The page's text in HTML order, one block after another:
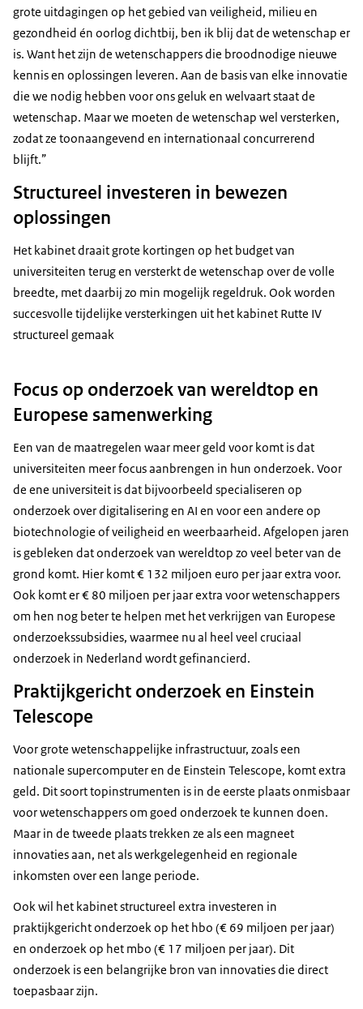
grote uitdagingen op het gebied van veiligheid, milieu en
gezondheid én oorlog dichtbij, ben ik blij dat de wetenschap er
is. Want het zijn de wetenschappers die broodnodige nieuwe
kennis en oplossingen leveren. Aan de basis van elke innovatie
die we nodig hebben voor ons geluk en welvaart staat de
wetenschap. Maar we moeten de wetenschap wel versterken,
zodat ze toonaangevend en internationaal concurrerend
blijft.”
Structureel investeren in bewezen
oplossingen
Het kabinet draait grote kortingen op het budget van
universiteiten terug en versterkt de wetenschap over de volle
breedte, met daarbij zo min mogelijk regeldruk. Ook worden
succesvolle tijdelijke versterkingen uit het kabinet Rutte IV
structureel gemaak
Focus op onderzoek van wereldtop en
Europese samenwerking
Een van de maatregelen waar meer geld voor komt is dat
universiteiten meer focus aanbrengen in hun onderzoek. Voor
de ene universiteit is dat bijvoorbeeld specialiseren op
onderzoek over digitalisering en AI en voor een andere op
biotechnologie of veiligheid en weerbaarheid. Afgelopen jaren
is gebleken dat onderzoek van wereldtop zo veel beter van de
grond komt. Hier komt € 132 miljoen euro per jaar extra voor.
Ook komt er € 80 miljoen per jaar extra voor wetenschappers
om hen nog beter te helpen met het verkrijgen van Europese
onderzoekssubsidies, waarmee nu al heel veel cruciaal
onderzoek in Nederland wordt gefinancierd.
Praktijkgericht onderzoek en Einstein
Telescope
Voor grote wetenschappelijke infrastructuur, zoals een
nationale supercomputer en de Einstein Telescope, komt extra
geld. Dit soort topinstrumenten is in de eerste plaats onmisbaar
voor wetenschappers om goed onderzoek te kunnen doen.
Maar in de tweede plaats trekken ze als een magneet
innovaties aan, net als werkgelegenheid en regionale
inkomsten over een lange periode.
Ook wil het kabinet structureel extra investeren in
praktijkgericht onderzoek op het hbo (€ 69 miljoen per jaar)
en onderzoek op het mbo (€ 17 miljoen per jaar). Dit
onderzoek is een belangrijke bron van innovaties die direct
toepasbaar zijn.